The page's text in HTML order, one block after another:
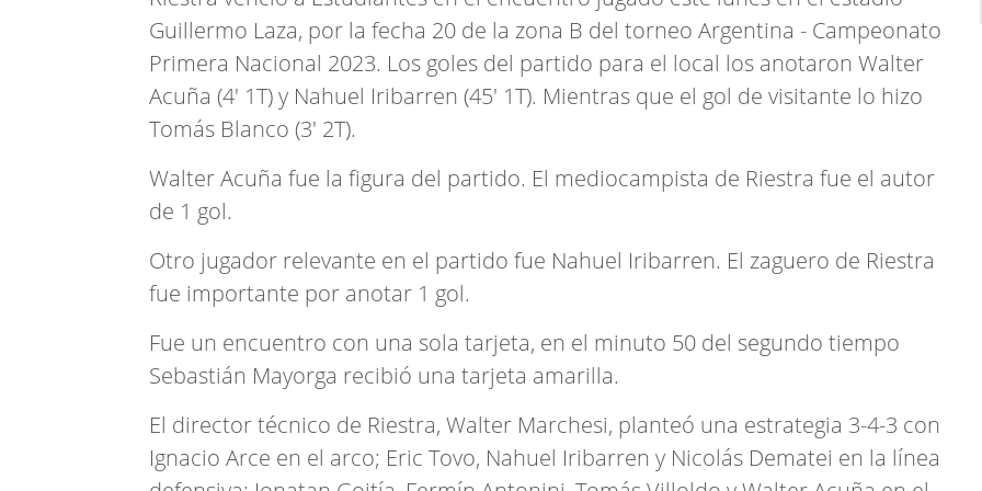
Guillermo Laza, por la fecha 20 de la zona B del torneo Argentina - Campeonato
Primera Nacional 2023. Los goles del partido para el local los anotaron Walter
Acuña (4' 1T) y Nahuel Iribarren (45' 1T). Mientras que el gol de visitante lo hizo
Tomás Blanco (3' 2T).
Walter Acuña fue la figura del partido. El mediocampista de Riestra fue el autor
de 1 gol.
Otro jugador relevante en el partido fue Nahuel Iribarren. El zaguero de Riestra
fue importante por anotar 1 gol.
Fue un encuentro con una sola tarjeta, en el minuto 50 del segundo tiempo
Sebastián Mayorga recibió una tarjeta amarilla.
El director técnico de Riestra, Walter Marchesi, planteó una estrategia 3-4-3 con
Ignacio Arce en el arco; Eric Tovo, Nahuel Iribarren y Nicolás Dematei en la línea